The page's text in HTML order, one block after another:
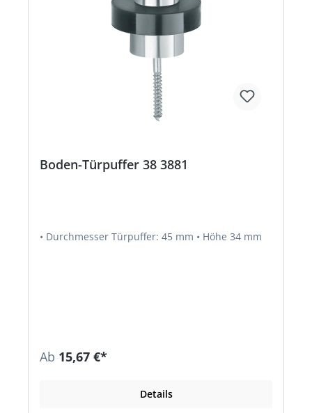
Boden-Türpuffer 38 3881
• Durchmesser Türpuffer: 45 mm • Höhe 34 mm
Ab 15,67 €*
Details